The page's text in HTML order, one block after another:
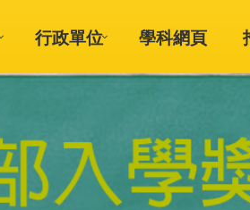
行政單位 學科網頁